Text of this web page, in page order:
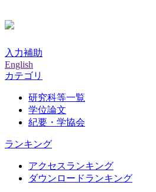
入力補助
English
カテゴリ
研究科等一覧
学位論文
紀要・学協会
ランキング
アクセスランキング
ダウンロードランキング